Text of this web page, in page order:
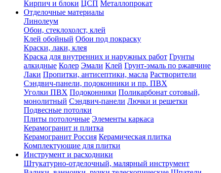
Кирпич и блоки ЦСП Металлопрокат
Отделочные материалы
Линолеум
Обои, стеклохолст, клей
Клей обойный Обои под покраску
Краски, лаки, клея
Краска для внутренних и наружных работ Грунты
алкидные Колер Эмали Клей Грунт-эмаль по ржавчине
Лаки Пропитки, антисептики, масла Растворители
Сэндвич-панели, подоконники и пр. ПВХ
Уголки ПВХ Подоконники Поликарбонат сотовый,
монолитный Сэндвич-панели Лючки и решетки
Подвесные потолки
Плиты потолочные Элементы каркаса
Керамогранит и плитка
Керамогранит Россия Керамическая плитка
Комплектующие для плитки
Инструмент и расходники
Штукатурно-отделочный, малярный инструмент